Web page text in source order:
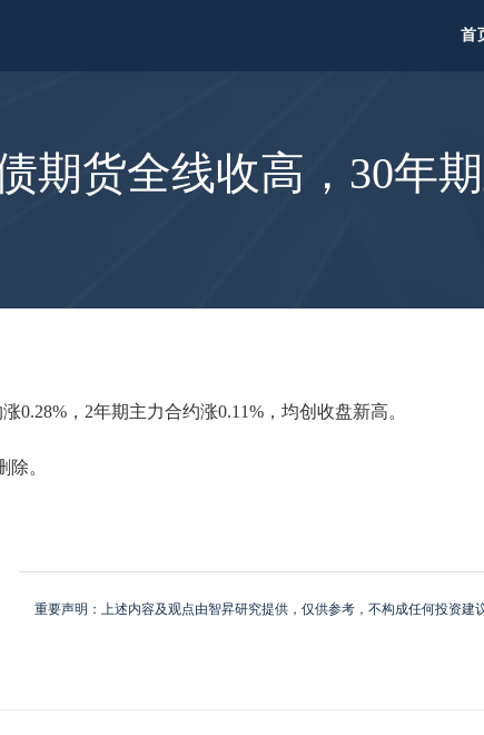
首
期货全线收高，30年
0.28%，2年期主力合约涨0.11%，均创收盘新高。
。
重要声明：上述内容及观点由智昇研究提供，仅供参考，不构成任何投资建